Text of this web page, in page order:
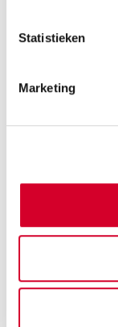
Statistieken
Marketing